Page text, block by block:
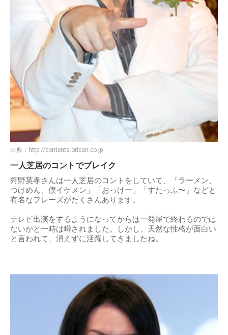
出典： http://contents.oricon.co.jp
一人芝居のコントでブレイク
狩野英孝さんは一人芝居のコントをしていて、「ラーメン、
つけめん、僕イケメン」「おっけー」「すたっふ〜」などと
有名なフレーズがたくさんあります。
テレビ出演をするようになってからは一発屋で終わるのでは
ないかと一時は噂されました。しかし、天然な性格が面白い
と言われて、消えずに活躍してきましたね。